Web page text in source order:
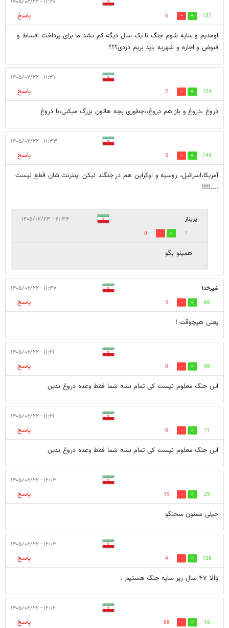
132
6
پاسخ
اومدیم و سایه شوم جنگ تا یک سال دیگه کم نشد ما برای پرداخت اقساط و
قبوض و اجاره و شهریه باید بریم دزدی؟؟؟
۱۱:۳۱ - ۱۴۰۵/۰۲/۲۲
124
2
پاسخ
دروغ ،دروغ و باز هم دروغ،،چطوری بچه هاتون بزرگ میکنی،با دروغ
۱۱:۳۳ - ۱۴۰۵/۰۲/۲۲
149
5
پاسخ
آمریکا،اسرائیل، روسیه و اوکراین هم در جنگند لیکن اینترنت شان قطع نیست
....!!!!
پریناز ۲۱:۳۴ - ۱۴۰۵/۰۲/۲۳
7
0
همینو بگو
شیرخدا ۱۱:۳۷ - ۱۴۰۵/۰۲/۲۲
66
3
پاسخ
یعنی هیچوقت !
۱۱:۴۶ - ۱۴۰۵/۰۲/۲۲
98
0
پاسخ
این جنگ معلوم نیست کی تمام بشه شما فقط وعده دروغ بدین
۱۱:۴۶ - ۱۴۰۵/۰۲/۲۲
71
0
پاسخ
این جنگ معلوم نیست کی تمام بشه شما فقط وعده دروغ بدین
۱۲:۰۳ - ۱۴۰۵/۰۲/۲۲
29
19
پاسخ
خیلی ممنون سحنگو
۱۲:۰۳ - ۱۴۰۵/۰۲/۲۲
108
4
پاسخ
والا ۴۷ سال زیر سایه جنگ هستیم .
۱۲:۰۶ - ۱۴۰۵/۰۲/۲۲
16
68
پاسخ